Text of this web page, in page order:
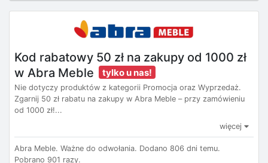
Kod rabatowy 50 zł na zakupy od 1000 zł
w Abra Meble
tylko u nas!
Nie dotyczy produktów z kategorii Promocja oraz Wyprzedaż​​​​​​​.
Zgarnij 50 zł rabatu na zakupy w Abra Meble – przy zamówieniu
od 1000 zł!...
więcej
Abra Meble. Ważne do odwołania. Dodano 806 dni temu.
Pobrano 901 razy.